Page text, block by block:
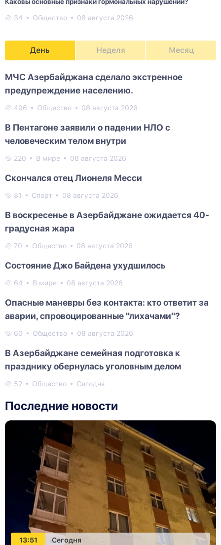
34 Общество 08 августа 2026
День Неделя Месяц
МЧС Азербайджана сделало экстренное
предупреждение населению.
496 Общество 08 августа 2026
В Пентагоне заявили о падении НЛО с
человеческим телом внутри
220 В мире 08 августа 2026
Скончался отец Лионеля Месси
81 Спорт 08 августа 2026
В воскресенье в Азербайджане ожидается 40-
градусная жара
70 Общество 08 августа 2026
Состояние Джо Байдена ухудшилось
64 В мире 08 августа 2026
Опасные маневры без контакта: кто ответит за
аварии, спровоцированные "лихачами"?
60 Общество 08 августа 2026
В Азербайджане семейная подготовка к
празднику обернулась уголовным делом
52 Общество Сегодня
Последние новости
13:51 Сегодня